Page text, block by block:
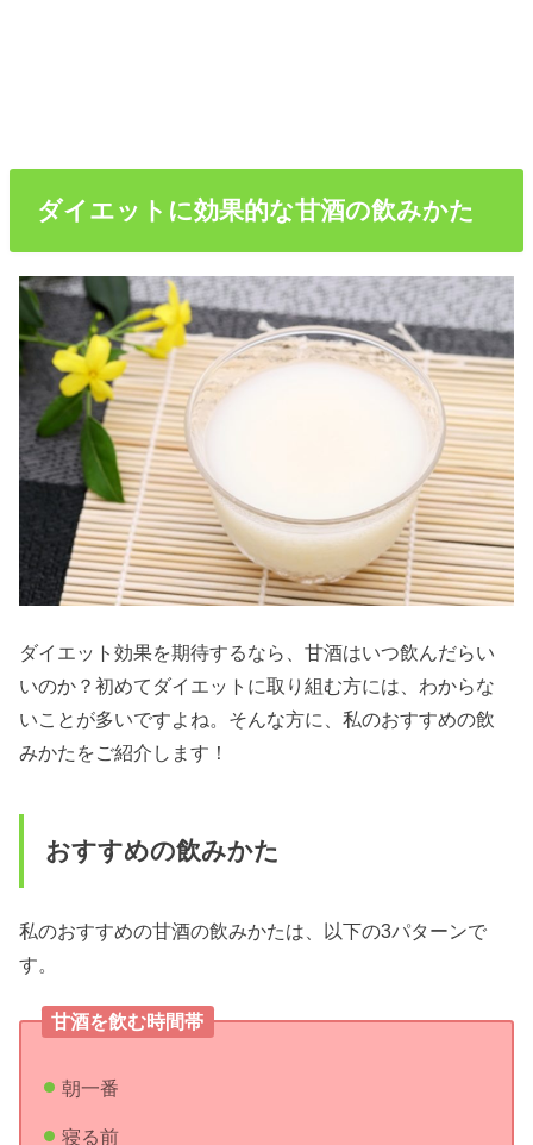
ダイエットに効果的な甘酒の飲みかた
ダイエット効果を期待するなら、甘酒はいつ飲んだらい
いのか？初めてダイエットに取り組む方には、わからな
いことが多いですよね。そんな方に、私のおすすめの飲
みかたをご紹介します！
おすすめの飲みかた
私のおすすめの甘酒の飲みかたは、以下の3パターンで
す。
甘酒を飲む時間帯
朝一番
寝る前